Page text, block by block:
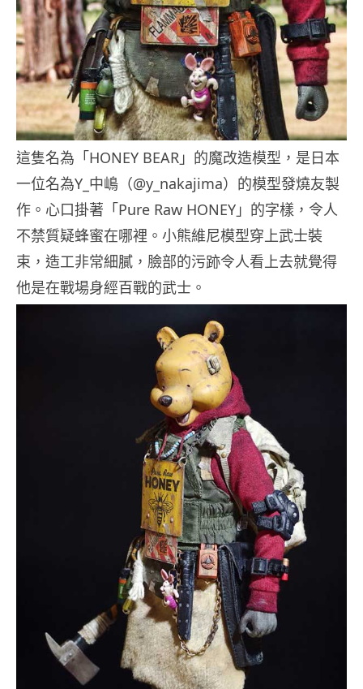
這隻名為「HONEY BEAR」的魔改造模型，是日本
一位名為Y_中嶋（@y_nakajima）的模型發燒友製
作。心口掛著「Pure Raw HONEY」的字樣，令人
不禁質疑蜂蜜在哪裡。小熊維尼模型穿上武士裝
束，造工非常細膩，臉部的污跡令人看上去就覺得
他是在戰場身經百戰的武士。